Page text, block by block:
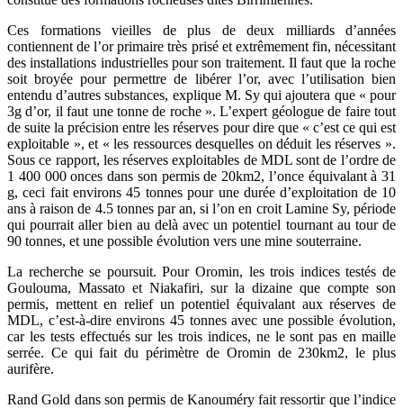
Ces formations vieilles de plus de deux milliards d’années
contiennent de l’or primaire très prisé et extrêmement fin, nécessitant
des installations industrielles pour son traitement. Il faut que la roche
soit broyée pour permettre de libérer l’or, avec l’utilisation bien
entendu d’autres substances, explique M. Sy qui ajoutera que « pour
3g d’or, il faut une tonne de roche ». L’expert géologue de faire tout
de suite la précision entre les réserves pour dire que « c’est ce qui est
exploitable », et « les ressources desquelles on déduit les réserves ».
Sous ce rapport, les réserves exploitables de MDL sont de l’ordre de
1 400 000 onces dans son permis de 20km2, l’once équivalant à 31
g, ceci fait environs 45 tonnes pour une durée d’exploitation de 10
ans à raison de 4.5 tonnes par an, si l’on en croit Lamine Sy, période
qui pourrait aller bien au delà avec un potentiel tournant au tour de
90 tonnes, et une possible évolution vers une mine souterraine.
La recherche se poursuit. Pour Oromin, les trois indices testés de
Goulouma, Massato et Niakafiri, sur la dizaine que compte son
permis, mettent en relief un potentiel équivalant aux réserves de
MDL, c’est-à-dire environs 45 tonnes avec une possible évolution,
car les tests effectués sur les trois indices, ne le sont pas en maille
serrée. Ce qui fait du périmètre de Oromin de 230km2, le plus
aurifère.
Rand Gold dans son permis de Kanouméry fait ressortir que l’indice